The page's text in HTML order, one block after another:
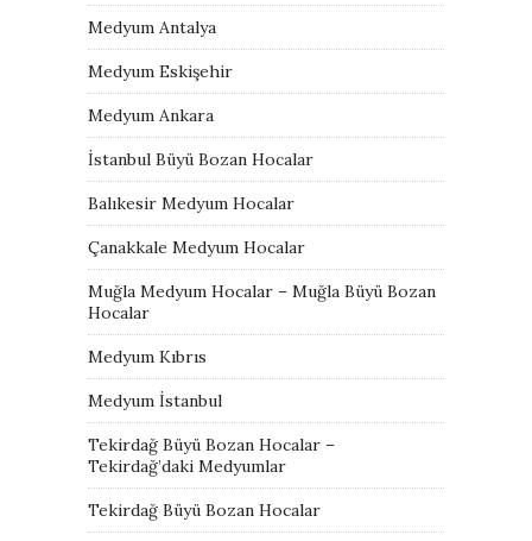
Medyum Antalya
Medyum Eskişehir
Medyum Ankara
İstanbul Büyü Bozan Hocalar
Balıkesir Medyum Hocalar
Çanakkale Medyum Hocalar
Muğla Medyum Hocalar – Muğla Büyü Bozan
Hocalar
Medyum Kıbrıs
Medyum İstanbul
Tekirdağ Büyü Bozan Hocalar –
Tekirdağ’daki Medyumlar
Tekirdağ Büyü Bozan Hocalar